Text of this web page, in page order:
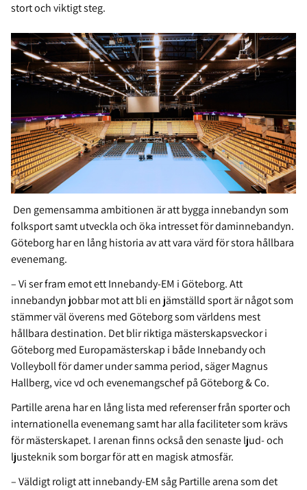
stort och viktigt steg.
Den gemensamma ambitionen är att bygga innebandyn som
folksport samt utveckla och öka intresset för daminnebandyn.
Göteborg har en lång historia av att vara värd för stora hållbara
evenemang.
– Vi ser fram emot ett Innebandy-EM i Göteborg. Att
innebandyn jobbar mot att bli en jämställd sport är något som
stämmer väl överens med Göteborg som världens mest
hållbara destination. Det blir riktiga mästerskapsveckor i
Göteborg med Europamästerskap i både Innebandy och
Volleyboll för damer under samma period, säger Magnus
Hallberg, vice vd och evenemangschef på Göteborg & Co.
Partille arena har en lång lista med referenser från sporter och
internationella evenemang samt har alla faciliteter som krävs
för mästerskapet. I arenan finns också den senaste ljud- och
ljusteknik som borgar för att en magisk atmosfär.
– Väldigt roligt att innebandy-EM såg Partille arena som det